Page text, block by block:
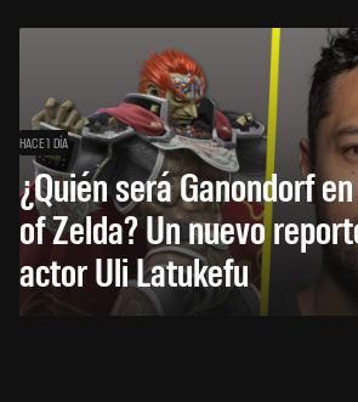
HACE 1 DÍA
¿Quién será Ganondorf
of Zelda? Un nuevo
actor Uli Latukefu